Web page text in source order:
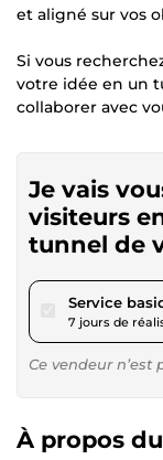
et aligné sur vos
Si vous
votre idée en un
collaborer avec
Je vais
visiteurs
tunnel de
Service
7 jours de
Ce vendeur n’est
À propos